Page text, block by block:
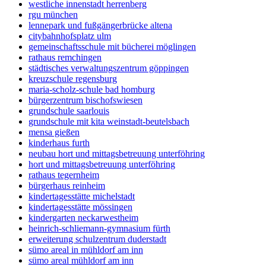
westliche innenstadt herrenberg
rgu münchen
lennepark und fußgängerbrücke altena
citybahnhofsplatz ulm
gemeinschaftsschule mit bücherei möglingen
rathaus remchingen
städtisches verwaltungszentrum göppingen
kreuzschule regensburg
maria-scholz-schule bad homburg
bürgerzentrum bischofswiesen
grundschule saarlouis
grundschule mit kita weinstadt-beutelsbach
mensa gießen
kinderhaus furth
neubau hort und mittagsbetreuung unterföhring
hort und mittagsbetreuung unterföhring
rathaus tegernheim
bürgerhaus reinheim
kindertagesstätte michelstadt
kindertagesstätte mössingen
kindergarten neckarwestheim
heinrich-schliemann-gymnasium fürth
erweiterung schulzentrum duderstadt
sümo areal in mühldorf am inn
sümo areal mühldorf am inn